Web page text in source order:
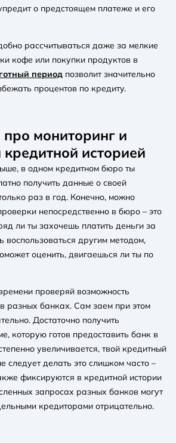
о предстоящем платеже и его
рассчитываться даже за мелкие
кофе или покупки продуктов в
период позволит значительно
процентов по кредиту.
мониторинг и
историей
в одном кредитном бюро ты
получить данные о своей
раз в год. Конечно, можно
непосредственно в бюро – это
ли ты захочешь платить деньги за
воспользоваться другим методом,
оценить, двигаешься ли ты по
проверяй возможность
разных банках. Сам заем при этом
Достаточно получить
которую готов предоставить банк в
увеличивается, твой кредитный
следует делать это слишком часто –
фиксируются в кредитной истории
запросах разных банков могут
кредиторами отрицательно.